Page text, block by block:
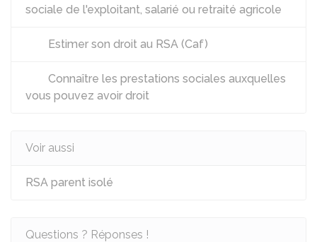
sociale de l'exploitant, salarié ou retraité agricole
Estimer son droit au RSA (Caf)
Connaître les prestations sociales auxquelles
vous pouvez avoir droit
Voir aussi
RSA parent isolé
Questions ? Réponses !